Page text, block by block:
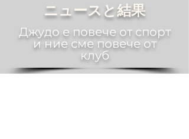
ニュースと結果
Джудо е повече от спорт
и ние сме повече от
клуб